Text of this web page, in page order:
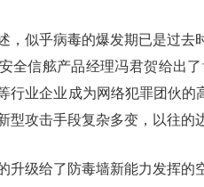
，似乎病毒的爆发期已是过
全信舷产品经理冯君贺给出
行业企业成为网络犯罪团伙
型攻击手段复杂多变，以往的
升级给了防毒墙新能力发挥的